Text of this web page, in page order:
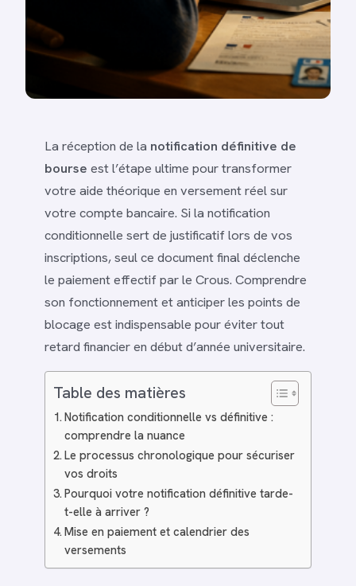
La réception de la notification définitive de
bourse est l’étape ultime pour transformer
votre aide théorique en versement réel sur
votre compte bancaire. Si la notification
conditionnelle sert de justificatif lors de vos
inscriptions, seul ce document final déclenche
le paiement effectif par le Crous. Comprendre
son fonctionnement et anticiper les points de
blocage est indispensable pour éviter tout
retard financier en début d’année universitaire.
Table des matières
Notification conditionnelle vs définitive :
comprendre la nuance
Le processus chronologique pour sécuriser
vos droits
Pourquoi votre notification définitive tarde-
t-elle à arriver ?
Mise en paiement et calendrier des
versements